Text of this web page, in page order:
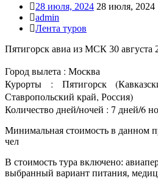
28 июля, 2024 28 июля, 2024
admin
Лента туров
Пятигорск авиа из МСК 30 августа
Город вылета : Москва
Курорты : Пятигорск
Ставропольский край, Россия)
Количество дней/ночей : 7 дней/6
Минимальная стоимость в данном
чел
В стоимость тура включено:
выбранный вариант питания,